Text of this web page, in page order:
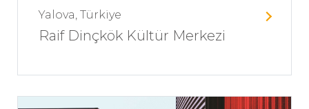
Yalova, Türkiye
Raif Dinçkök Kültür Merkezi